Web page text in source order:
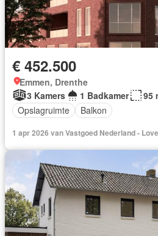
€ 452.500
Emmen, Drenthe
3 Kamers
1 Badkamer
95
Opslagruimte
Balkon
1 apr 2026 van Vastgoed Nederland -